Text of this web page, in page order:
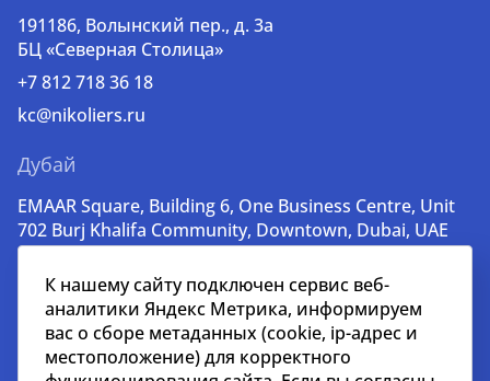
191186, Волынский пер., д. 3a
БЦ «Северная Столица»
+7 812 718 36 18
kc@nikoliers.ru
Дубай
EMAAR Square, Building 6, One Business Centre, Unit
702 Burj Khalifa Community, Downtown, Dubai, UAE
lead@nikoliers-global.com
© nikoliers.ru 1994 - 2026
К нашему сайту подключен сервис веб-
аналитики Яндекс Метрика, информируем
вас о сборе метаданных (cookie, ip-адрес и
местоположение) для корректного